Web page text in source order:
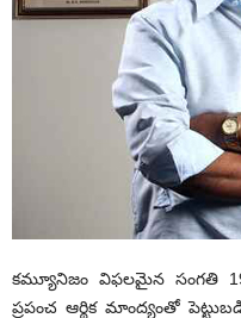
కమ్యూనిజం విఫలమైన సంగతి
ప్రపంచ ఆర్థిక మాంద్యంతో